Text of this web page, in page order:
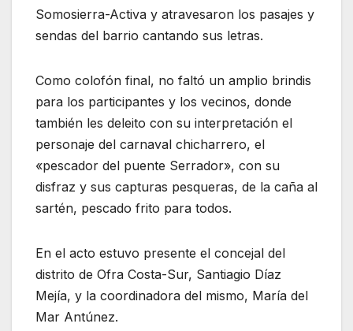
Somosierra-Activa y atravesaron los pasajes y
sendas del barrio cantando sus letras.
Como colofón final, no faltó un amplio brindis
para los participantes y los vecinos, donde
también les deleito con su interpretación el
personaje del carnaval chicharrero, el
«pescador del puente Serrador», con su
disfraz y sus capturas pesqueras, de la caña al
sartén, pescado frito para todos.
En el acto estuvo presente el concejal del
distrito de Ofra Costa-Sur, Santiagio Díaz
Mejía, y la coordinadora del mismo, María del
Mar Antúnez.